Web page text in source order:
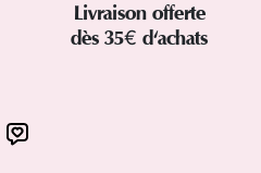
Livraison offerte
dès 35€ d'achats